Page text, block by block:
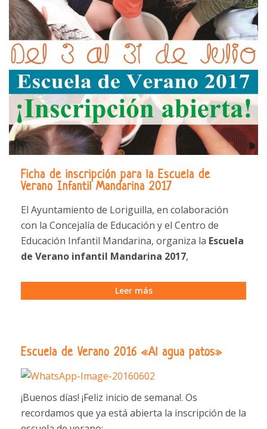
Ficha de inscripción para la Escuela de
Verano Infantil Mandarina 2017
El Ayuntamiento de Loriguilla, en colaboración
con la Concejalía de Educación y el Centro de
Educación Infantil Mandarina, organiza la Escuela
de Verano infantil Mandarina 2017,
Leer más
Escuela de Verano 2016 «Al agua patos»
¡Buenos días! ¡Feliz inicio de semana!. Os
recordamos que ya está abierta la inscripción de la